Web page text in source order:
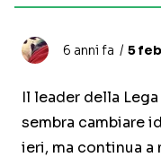
6 anni fa 5
Il leader della
sembra cambiare
ieri, ma continua